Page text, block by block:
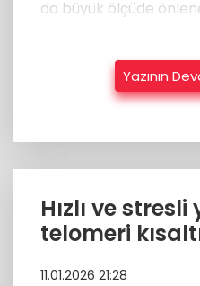
da büyük ölçüde
Yazının
Hızlı ve
telomeri
11.01.2026 21:28